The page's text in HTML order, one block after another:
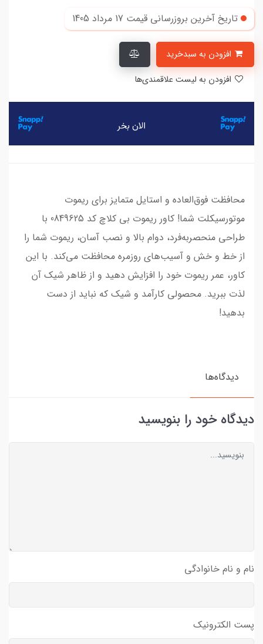
تاریخ آخرین بروزرسانی قیمت 17 مرداد 1405
محافظت فوق‌العاده و استایل متمایز برای ریموت
موتورسیکلت شما! کاور ریموت بی کلاچ کد 0849625 با
طراحی منحصر‌به‌فرد، دوام بالا و نصب آسان، ریموت شما را
از خط و خش و آسیب‌های روزمره محافظت می‌کند. با این
کاور، عمر ریموت خود را افزایش دهید و از ظاهر شیک آن
لذت ببرید. محصولی کارآمد و شیک که نباید از دست
بدهید!
دیدگاه‌ها
دیدگاه خود را بنویسید
نام و نام خانوادگی
پست الکترونیک